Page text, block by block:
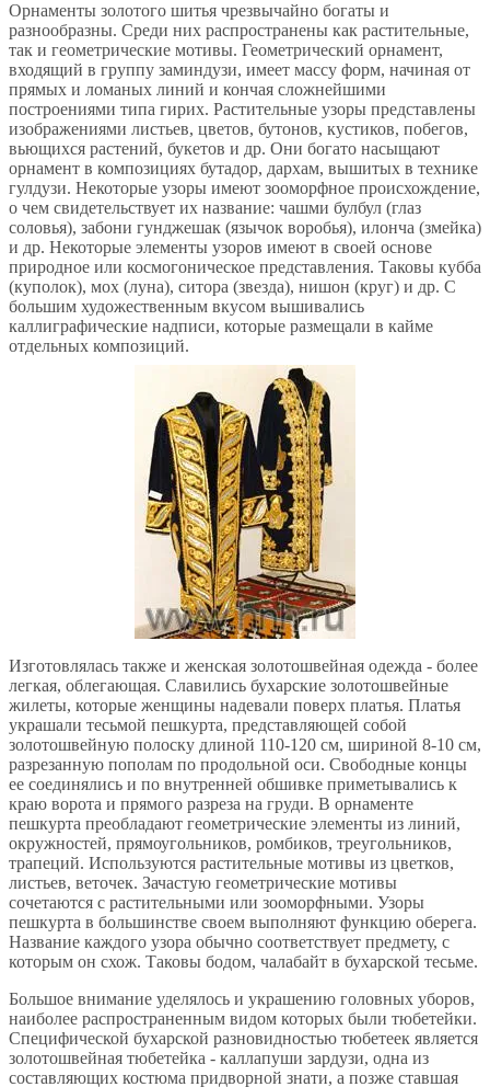
Орнаменты золотого шитья чрезвычайно богаты и
разнообразны. Среди них распространены как растительные,
так и геометрические мотивы. Геометрический орнамент,
входящий в группу заминдузи, имеет массу форм, начиная от
прямых и ломаных линий и кончая сложнейшими
построениями типа гирих. Растительные узоры представлены
изображениями листьев, цветов, бутонов, кустиков, побегов,
вьющихся растений, букетов и др. Они богато насыщают
орнамент в композициях бутадор, дархам, вышитых в технике
гулдузи. Некоторые узоры имеют зооморфное происхождение,
о чем свидетельствует их название: чашми булбул (глаз
соловья), забони гунджешак (язычок воробья), илонча (змейка)
и др. Некоторые элементы узоров имеют в своей основе
природное или космогоническое представления. Таковы кубба
(куполок), мох (луна), ситора (звезда), нишон (круг) и др. С
большим художественным вкусом вышивались
каллиграфические надписи, которые размещали в кайме
отдельных композиций.
Изготовлялась также и женская золотошвейная одежда - более
легкая, облегающая. Славились бухарские золотошвейные
жилеты, которые женщины надевали поверх платья. Платья
украшали тесьмой пешкурта, представляющей собой
золотошвейную полоску длиной 110-120 см, шириной 8-10 см,
разрезанную пополам по продольной оси. Свободные концы
ее соединялись и по внутренней обшивке приметывались к
краю ворота и прямого разреза на груди. В орнаменте
пешкурта преобладают геометрические элементы из линий,
окружностей, прямоугольников, ромбиков, треугольников,
трапеций. Используются растительные мотивы из цветков,
листьев, веточек. Зачастую геометрические мотивы
сочетаются с растительными или зооморфными. Узоры
пешкурта в большинстве своем выполняют функцию оберега.
Название каждого узора обычно соответствует предмету, с
которым он схож. Таковы бодом, чалабайт в бухарской тесьме.
Большое внимание уделялось и украшению головных уборов,
наиболее распространенным видом которых были тюбетейки.
Специфической бухарской разновидностью тюбетеек является
золотошвейная тюбетейка - каллапуши зардузи, одна из
составляющих костюма придворной знати, а позже ставшая